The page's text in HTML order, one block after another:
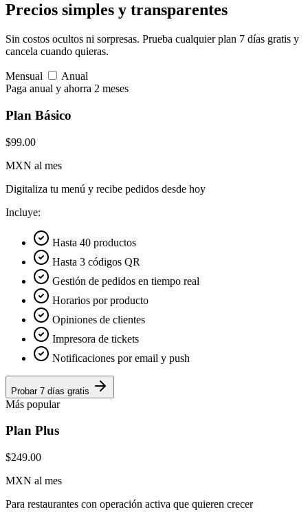
Precios simples y transparentes
Sin costos ocultos ni sorpresas. Prueba cualquier plan 7 días gratis y
cancela cuando quieras.
Mensual
Anual
Paga anual y ahorra 2 meses
Plan Básico
$99.00
MXN al mes
Digitaliza tu menú y recibe pedidos desde hoy
Incluye:
Hasta 40 productos
Hasta 3 códigos QR
Gestión de pedidos en tiempo real
Horarios por producto
Opiniones de clientes
Impresora de tickets
Notificaciones por email y push
Probar 7 días gratis
Más popular
Plan Plus
$249.00
MXN al mes
Para restaurantes con operación activa que quieren crecer